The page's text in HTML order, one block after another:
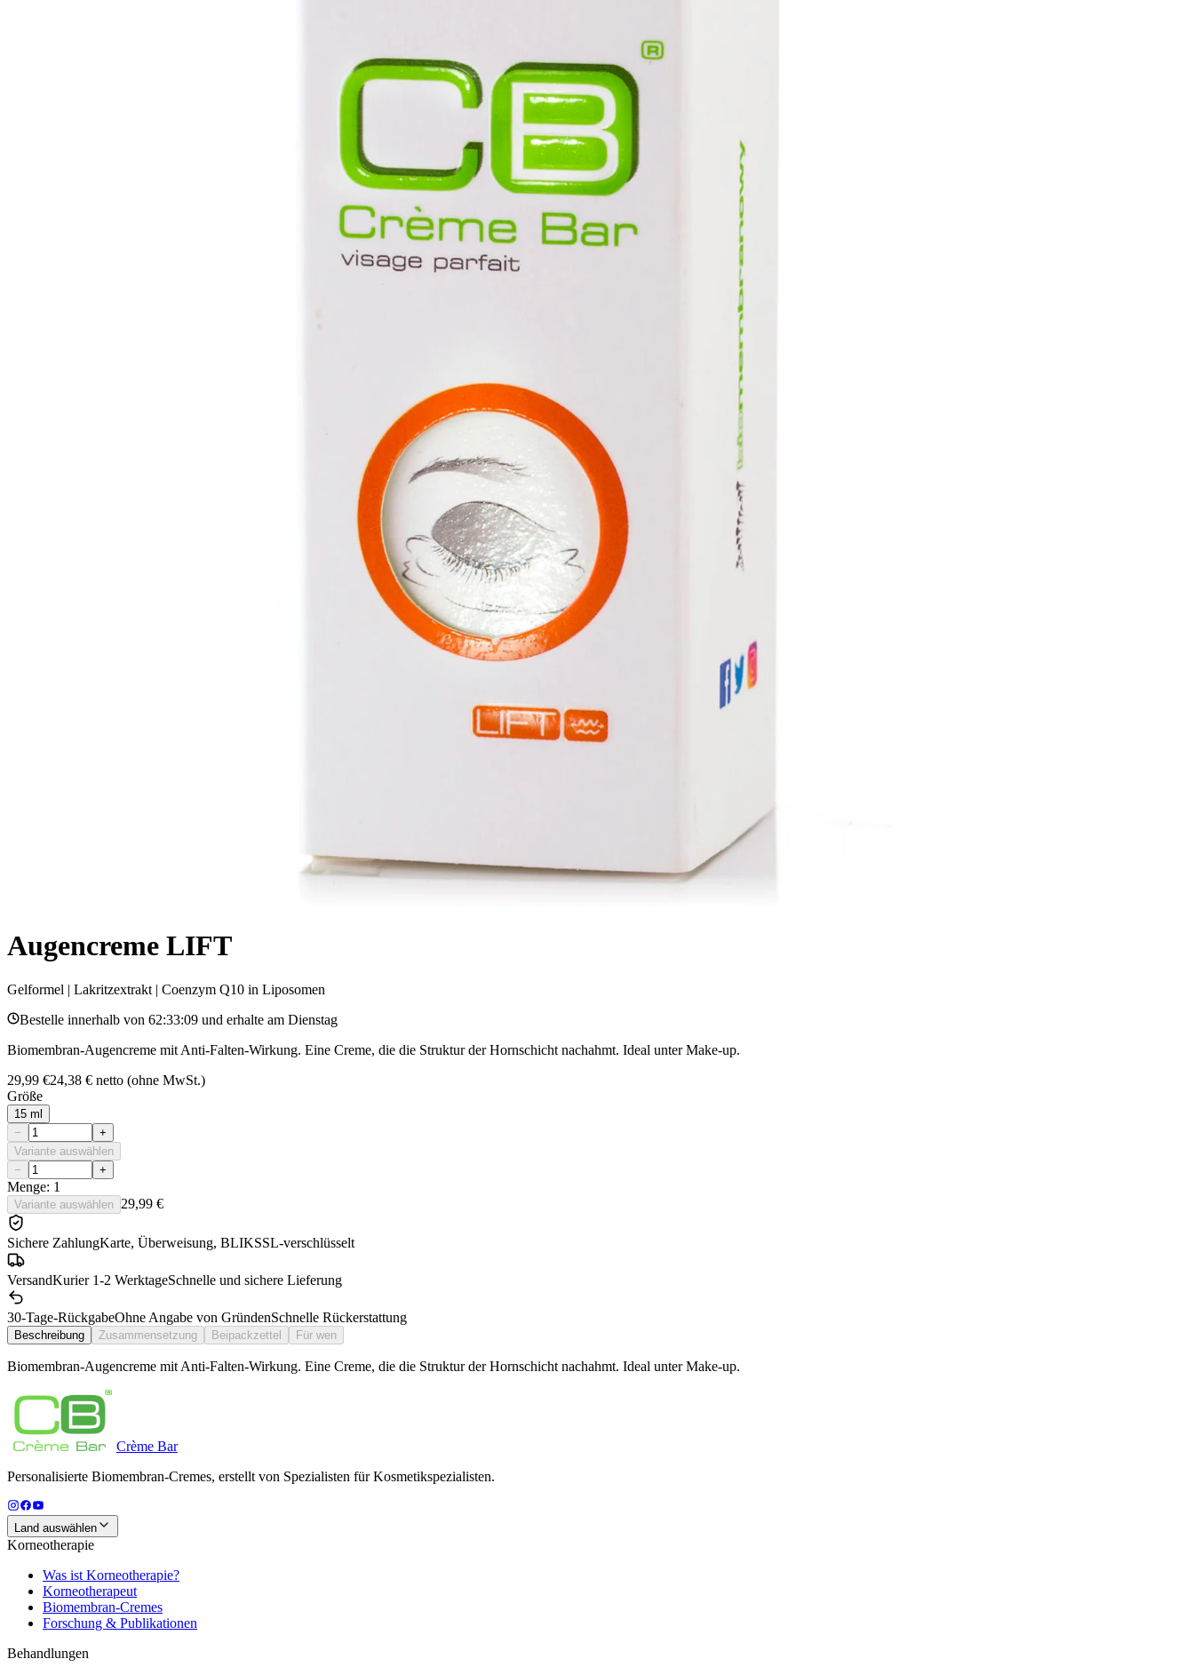
Augencreme LIFT
Gelformel | Lakritzextrakt | Coenzym Q10 in Liposomen
Bestelle innerhalb von 62:33:09 und erhalte am Dienstag
Biomembran-Augencreme mit Anti-Falten-Wirkung. Eine Creme, die die Struktur der Hornschicht nachahmt. Ideal unter Make-up.
29,99 €24,38 € netto (ohne MwSt.)
Größe
15 ml
−
+
Variante auswählen
−
+
Menge: 1
Variante auswählen 29,99 €
Sichere ZahlungKarte, Überweisung, BLIKSSL-verschlüsselt
VersandKurier 1-2 WerktageSchnelle und sichere Lieferung
30-Tage-RückgabeOhne Angabe von GründenSchnelle Rückerstattung
Beschreibung Zusammensetzung Beipackzettel Für wen
Biomembran-Augencreme mit Anti-Falten-Wirkung. Eine Creme, die die Struktur der Hornschicht nachahmt. Ideal unter Make-up.
Crème Bar
Personalisierte Biomembran-Cremes, erstellt von Spezialisten für Kosmetikspezialisten.
Land auswählen
Korneotherapie
Was ist Korneotherapie?
Korneotherapeut
Biomembran-Cremes
Forschung & Publikationen
Behandlungen